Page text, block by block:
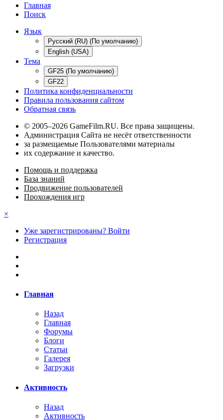
Главная
Поиск
Язык
Русский (RU) (По умолчанию)
English (USA)
Тема
GF25 (По умолчанию)
GF22
Политика конфиденциальности
Правила пользования сайтом
Обратная связь
© 2005–2026 GameFilm.RU. Все права защищены.
Администрация Сайта не несёт ответственности
за размещаемые Пользователями материалы
их содержание и качество.
Помощь и поддержка
База знаний
Продвижение пользователей
Прохождения игр
×
Уже зарегистрированы? Войти
Регистрация
Главная
Назад
Главная
Форумы
Блоги
Статьи
Галерея
Загрузки
Активность
Назад
Активность